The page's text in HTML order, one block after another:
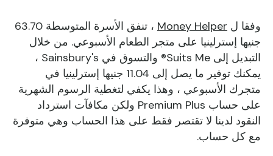
وفقا ل Money Helper
، تنفق الأسرة المتوسطة 63.70
جنيها إسترلينيا على متجر الطعام الأسبوعي. من خلال
التبديل إلى Suits Me® والتسوق في Sainsbury's ،
يمكنك توفير ما يصل إلى 11.04 جنيها إسترلينيا في
متجرك الأسبوعي ، وهذا يكفي لتغطية الرسوم الشهرية
على حساب Premium Plus ولكن مكافآت استرداد
النقود لدينا لا تقتصر فقط على هذا الحساب وهي متوفرة
مع كل حساب.